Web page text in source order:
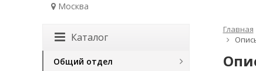
Москва
Главная
Каталог
Общий отдел